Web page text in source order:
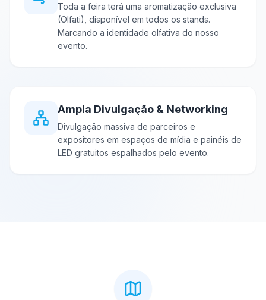
Toda a feira terá uma aromatização exclusiva
(Olfati), disponível em todos os stands.
Marcando a identidade olfativa do nosso
evento.
Ampla Divulgação & Networking
Divulgação massiva de parceiros e
expositores em espaços de mídia e painéis de
LED gratuitos espalhados pelo evento.